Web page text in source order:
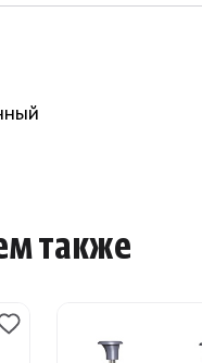
также